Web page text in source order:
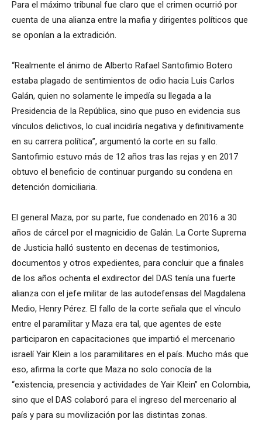
Para el máximo tribunal fue claro que el crimen ocurrió por
cuenta de una alianza entre la mafia y dirigentes políticos que
se oponían a la extradición.
“Realmente el ánimo de Alberto Rafael Santofimio Botero
estaba plagado de sentimientos de odio hacia Luis Carlos
Galán, quien no solamente le impedía su llegada a la
Presidencia de la República, sino que puso en evidencia sus
vínculos delictivos, lo cual incidiría negativa y definitivamente
en su carrera política”, argumentó la corte en su fallo.
Santofimio estuvo más de 12 años tras las rejas y en 2017
obtuvo el beneficio de continuar purgando su condena en
detención domiciliaria.
El general Maza, por su parte, fue condenado en 2016 a 30
años de cárcel por el magnicidio de Galán. La Corte Suprema
de Justicia halló sustento en decenas de testimonios,
documentos y otros expedientes, para concluir que a finales
de los años ochenta el exdirector del DAS tenía una fuerte
alianza con el jefe militar de las autodefensas del Magdalena
Medio, Henry Pérez. El fallo de la corte señala que el vínculo
entre el paramilitar y Maza era tal, que agentes de este
participaron en capacitaciones que impartió el mercenario
israelí Yair Klein a los paramilitares en el país. Mucho más que
eso, afirma la corte que Maza no solo conocía de la
“existencia, presencia y actividades de Yair Klein” en Colombia,
sino que el DAS colaboró para el ingreso del mercenario al
país y para su movilización por las distintas zonas.